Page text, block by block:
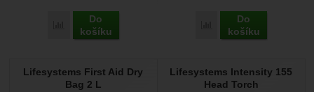
Přidat 'Lifesystems Survival Shelter 4' k porovnání
Do
košíku
Přidat 'Lifesystems
Do
košíku
Lifesystems First Aid Dry
Bag 2 L
Lifesystems Intensity 155
Head Torch